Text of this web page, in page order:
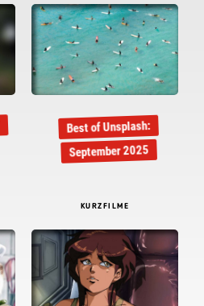
Best of Unsplash:
September 2025
KURZFILME